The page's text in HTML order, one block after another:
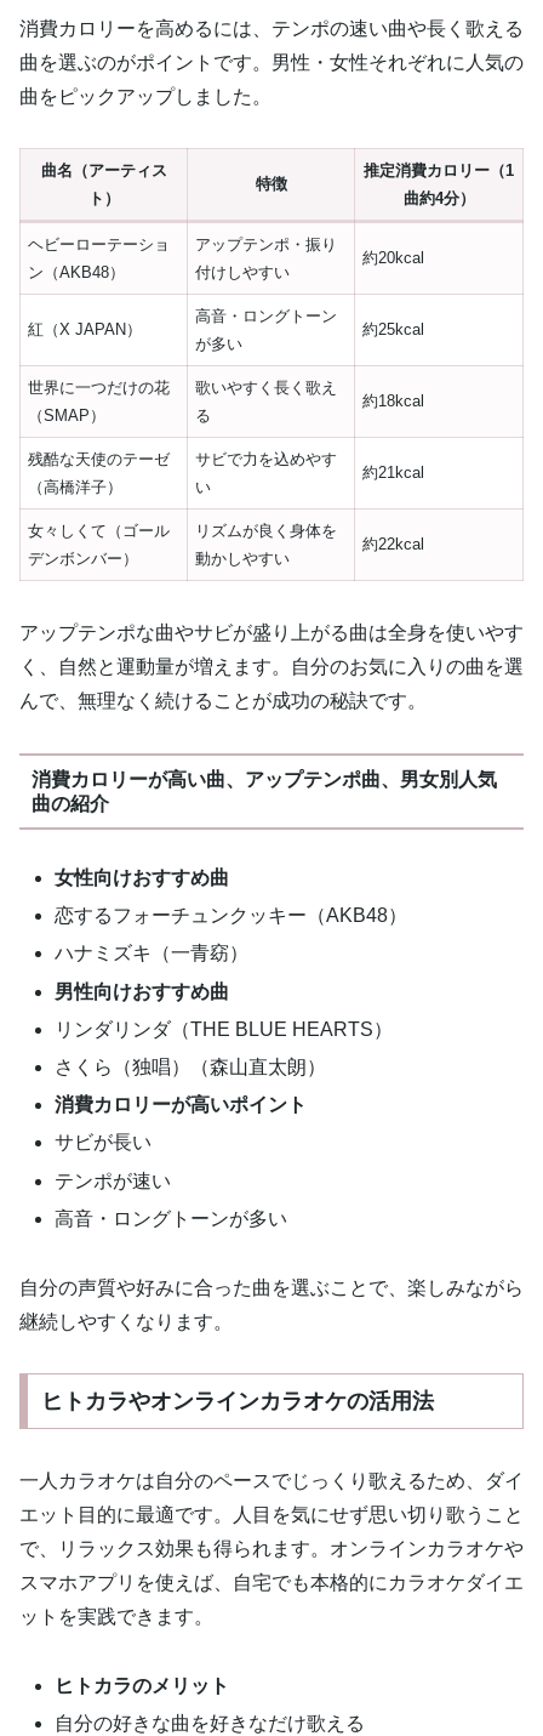
消費カロリーを高めるには、テンポの速い曲や長く歌える
曲を選ぶのがポイントです。男性・女性それぞれに人気の
曲をピックアップしました。
曲名（アーティス
ト）
特徴
推定消費カロリー（1
曲約4分）
ヘビーローテーショ
ン（AKB48）
アップテンポ・振り
付けしやすい
約20kcal
紅（X JAPAN）
高音・ロングトーン
が多い
約25kcal
世界に一つだけの花
（SMAP）
歌いやすく長く歌え
る
約18kcal
残酷な天使のテーゼ
（高橋洋子）
サビで力を込めやす
い
約21kcal
女々しくて（ゴール
デンボンバー）
リズムが良く身体を
動かしやすい
約22kcal
アップテンポな曲やサビが盛り上がる曲は全身を使いやす
く、自然と運動量が増えます。自分のお気に入りの曲を選
んで、無理なく続けることが成功の秘訣です。
消費カロリーが高い曲、アップテンポ曲、男女別人気
曲の紹介
女性向けおすすめ曲
恋するフォーチュンクッキー（AKB48）
ハナミズキ（一青窈）
男性向けおすすめ曲
リンダリンダ（THE BLUE HEARTS）
さくら（独唱）（森山直太朗）
消費カロリーが高いポイント
サビが長い
テンポが速い
高音・ロングトーンが多い
自分の声質や好みに合った曲を選ぶことで、楽しみながら
継続しやすくなります。
ヒトカラやオンラインカラオケの活用法
一人カラオケは自分のペースでじっくり歌えるため、ダイ
エット目的に最適です。人目を気にせず思い切り歌うこと
で、リラックス効果も得られます。オンラインカラオケや
スマホアプリを使えば、自宅でも本格的にカラオケダイエ
ットを実践できます。
ヒトカラのメリット
自分の好きな曲を好きなだけ歌える